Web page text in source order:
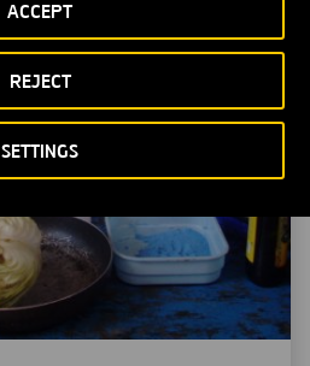
SETTINGS
REJECT
ACCEPT